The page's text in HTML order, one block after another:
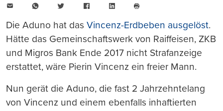
WhatsAppTwitter FacebookLinkedIn
drucken
Die Aduno hat das Vincenz-Erdbeben ausgelöst.
Hätte das Gemeinschaftswerk von Raiffeisen, ZKB
und Migros Bank Ende 2017 nicht Strafanzeige
erstattet, wäre Pierin Vincenz ein freier Mann.
Nun gerät die Aduno, die fast 2 Jahrzehntelang
von Vincenz und einem ebenfalls inhaftierten